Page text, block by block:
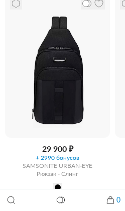
0
29 900 ₽
+ 2990 бонусов
SAMSONITE URBAN-EYE
Рюкзак - Слинг
Забрать из магазина